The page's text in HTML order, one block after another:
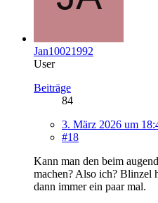
Jan10021992
User
Beiträge
84
3. März 2026 um
#18
Kann man den beim
machen? Also ich? Blinzel
dann immer ein paar mal.